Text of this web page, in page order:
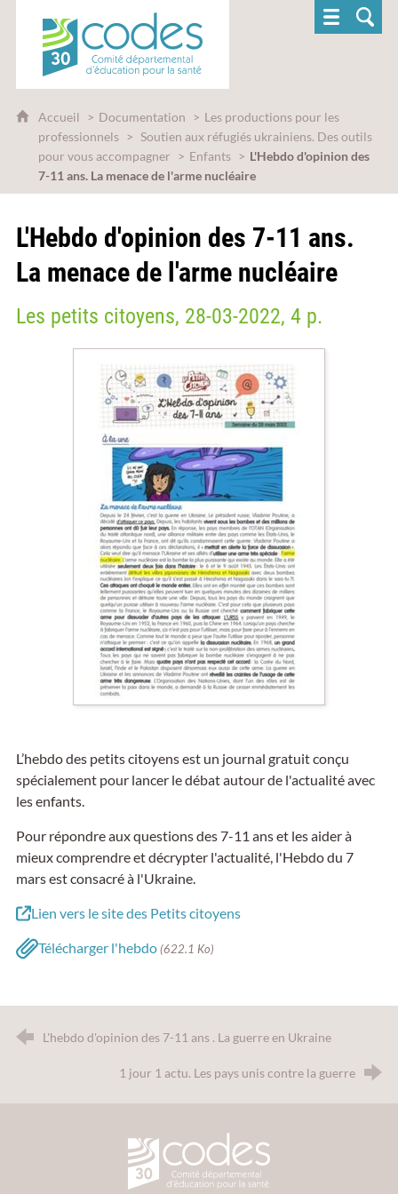
CoDES 30 - Comité départemental
Accueil Documentation
Les productions pour les
professionnels
Soutien aux réfugiés ukrainiens. Des outils
pour vous accompagner
Enfants
L'Hebdo d'opinion des
7-11 ans. La menace de l'arme nucléaire
L'Hebdo d'opinion des 7-11 ans.
La menace de l'arme nucléaire
Les petits citoyens, 28-03-2022, 4 p.
L’hebdo des petits citoyens est un journal gratuit conçu
spécialement pour lancer le débat autour de l'actualité avec
les enfants.
Pour répondre aux questions des 7-11 ans et les aider à
mieux comprendre et décrypter l'actualité, l'Hebdo du 7
mars est consacré à l'Ukraine.
Lien vers le site des Petits citoyens
Télécharger l'hebdo(622.1 Ko)
L'hebdo d'opinion des 7-11 ans . La guerre en Ukraine
1 jour 1 actu. Les pays unis contre la guerre
CODES 30 - Comité